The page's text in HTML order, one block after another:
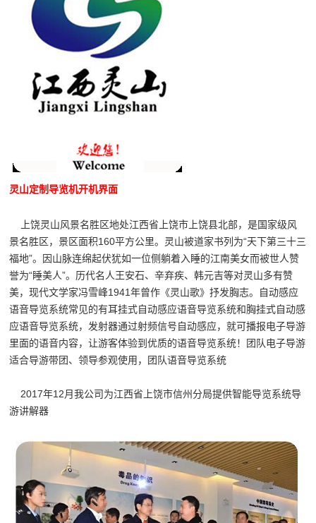
灵山定制导览机开机界面
上饶灵山风景名胜区地处江西省上饶市上饶县北部，是国家级风
景名胜区，景区面积160平方公里。灵山被道家书列为“天下第三十三
福地”。因山脉连绵起伏犹如一位侧躺着入睡的江南美女而被世人赞
誉为“睡美人”。历代名人王安石、辛弃疾、韩元吉等对灵山多有赞
美，现代文学家冯雪峰1941年曾作《灵山歌》抒发胸志。 自动感应
语音导览系统常见的有耳挂式自动感应语音导览系统和胸挂式自动感
应语音导览系统，发射器通过射频信号自动感应，就可播报电子导游
里面的语音内容，让游客体验到优质的语音导览系统！团队电子导游
适合导游带团、领导参观使用，团队语音导览系统
2017年12月我公司为江西省上饶市信州分局提供智能导览系统导
游讲解器